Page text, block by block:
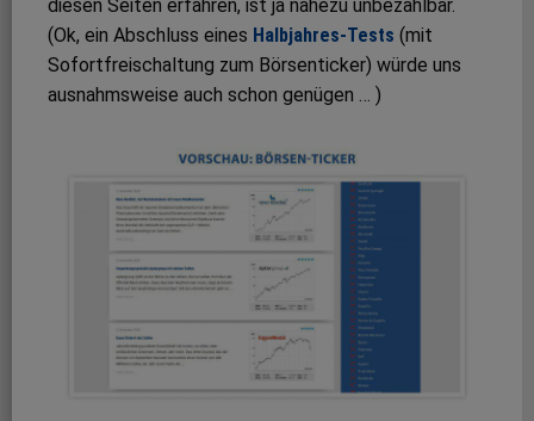
diesen Seiten erfahren, ist ja nahezu unbezahlbar.
(Ok, ein Abschluss eines Halbjahres-Tests (mit
Sofortfreischaltung zum Börsenticker) würde uns
ausnahmsweise auch schon genügen … )